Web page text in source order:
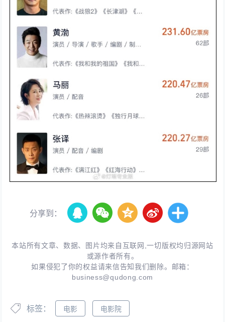
分享到：
本站所有文章、数据、图片均来自互联网,一切版权均归源网站
或源作者所有。
如果侵犯了你的权益请来信告知我们删除。邮箱：
business@qudong.com
标签： 电影 电影院